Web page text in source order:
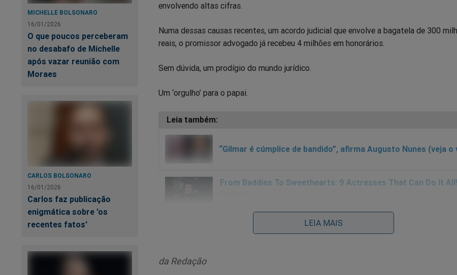
MICHELLE BOLSONARO
16/01/2026
O que poucos perceberam
no desabafo de Michelle
após vazar reunião com
Moraes
CARLOS BOLSONARO
16/01/2026
Carlos faz publicação
enigmática sobre 'os
recentes fatos'
envolvendo altas cifras.
Numa dessas causas recentes, um acordo judicial que envolve a bagatela de 300
reais, o promissor advogado já recebeu 4 milhões em honorários.
Sem dúvida, um prodígio do mundo jurídico.
Um ‘orgulho’ para o papai.
“Gilmar é cúmplice de bandido”, afirma Augusto Nunes (veja o
LEIA MAIS
da Redação